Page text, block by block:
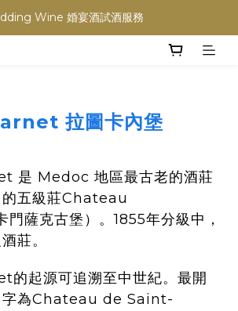
或買滿 $1200 (不限支數) 皆可享免費送貨
Wine 婚宴酒試酒服務
或買滿 $1200 (不限支數) 皆可享免費送貨
拉圖卡內堡
是 Medoc 地區最古老的酒莊
五級莊Chateau
門薩克古堡 ）。1855年分級中，
莊。
的起源可追溯至中世紀。最開
為Chateau de Saint-